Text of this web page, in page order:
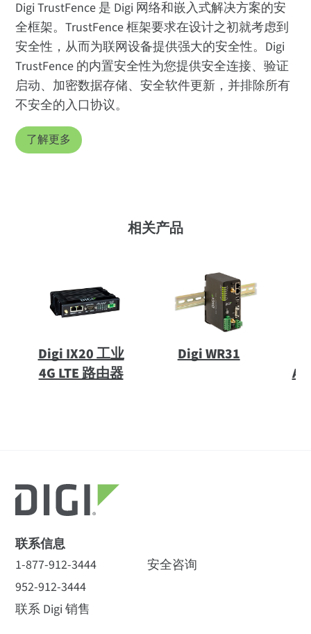
Digi TrustFence 是 Digi 网络和嵌入式解决方案的安
全框架。TrustFence 框架要求在设计之初就考虑到
安全性，从而为联网设备提供强大的安全性。Digi
TrustFence 的内置安全性为您提供安全连接、验证
启动、加密数据存储、安全软件更新，并排除所有
不安全的入口协议。
了解更多
相关产品
Digi IX20 工业
4G LTE 路由器
Digi WR31
全部 (13) Digi IX10 和 Digi 360
Digi eSIM
Digi IX10 和 Digi 360
规格
细胞
认证**
网络研讨会
(2)
其他 (3)
应用
制造自动化
制造自动化 OnGo
联系信息
1-877-912-3444
952-912-3444
联系 Digi 销售
安全咨询